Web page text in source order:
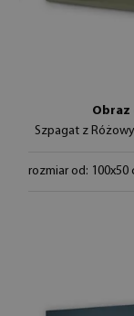
Obraz
Szpagat z
rozmiar od: 100x50